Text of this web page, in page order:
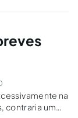
na
contraria um